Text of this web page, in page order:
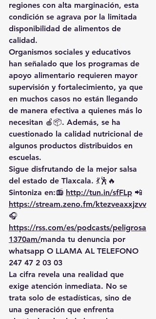
regiones con alta marginación, esta
condición se agrava por la limitada
disponibilidad de alimentos de
calidad.
Organismos sociales y educativos
han señalado que los programas de
apoyo alimentario requieren mayor
supervisión y fortalecimiento, ya que
en muchos casos no están llegando
de manera efectiva a quienes más lo
necesitan 🍎📦. Además, se ha
cuestionado la calidad nutricional de
algunos productos distribuidos en
escuelas.
Sigue disfrutando de la mejor salsa
del estado de Tlaxcala. 💃🕺🔥
Sintoniza en:📻 http://tun.in/sfFLp 📲
https://stream.zeno.fm/ktezveaxxjzvv
🎧
https://rss.com/es/podcasts/peligrosa
1370am/manda tu denuncia por
whatsapp O LLAMA AL TELEFONO
247 47 2 03 03
La cifra revela una realidad que
exige atención inmediata. No se
trata solo de estadísticas, sino de
una generación que enfrenta